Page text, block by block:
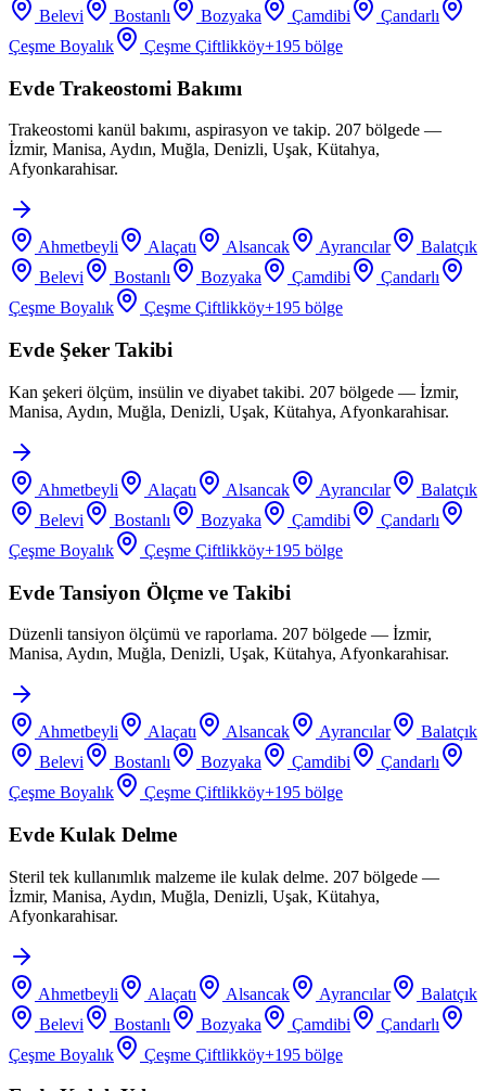
Belevi
Bostanlı Bozyaka Çamdibi
Çandarlı
Çeşme Boyalık
Çeşme Çiftlikköy+195 bölge
Evde Trakeostomi Bakımı
Trakeostomi kanül bakımı, aspirasyon ve takip. 207 bölgede —
İzmir, Manisa, Aydın, Muğla, Denizli, Uşak, Kütahya,
Afyonkarahisar.
Ahmetbeyli Alaçatı Alsancak Ayrancılar
Balatçık
Belevi
Bostanlı Bozyaka Çamdibi
Çandarlı
Çeşme Boyalık
Çeşme Çiftlikköy+195 bölge
Evde Şeker Takibi
Kan şekeri ölçüm, insülin ve diyabet takibi. 207 bölgede — İzmir,
Manisa, Aydın, Muğla, Denizli, Uşak, Kütahya, Afyonkarahisar.
Ahmetbeyli Alaçatı Alsancak Ayrancılar
Balatçık
Belevi
Bostanlı Bozyaka Çamdibi
Çandarlı
Çeşme Boyalık
Çeşme Çiftlikköy+195 bölge
Evde Tansiyon Ölçme ve Takibi
Düzenli tansiyon ölçümü ve raporlama. 207 bölgede — İzmir,
Manisa, Aydın, Muğla, Denizli, Uşak, Kütahya, Afyonkarahisar.
Ahmetbeyli Alaçatı Alsancak Ayrancılar
Balatçık
Belevi
Bostanlı Bozyaka Çamdibi
Çandarlı
Çeşme Boyalık
Çeşme Çiftlikköy+195 bölge
Evde Kulak Delme
Steril tek kullanımlık malzeme ile kulak delme. 207 bölgede —
İzmir, Manisa, Aydın, Muğla, Denizli, Uşak, Kütahya,
Afyonkarahisar.
Ahmetbeyli Alaçatı Alsancak Ayrancılar
Balatçık
Belevi
Bostanlı Bozyaka Çamdibi
Çandarlı
Çeşme Boyalık
Çeşme Çiftlikköy+195 bölge